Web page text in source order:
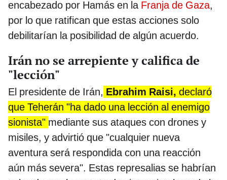
encabezado por Hamás en la Franja de Gaza,
por lo que ratifican que estas acciones solo
debilitarían la posibilidad de algún acuerdo.
Irán no se arrepiente y califica de
"lección"
El presidente de Irán, Ebrahim Raisi, declaró
que Teherán "ha dado una lección al enemigo
sionista" mediante sus ataques con drones y
misiles, y advirtió que "cualquier nueva
aventura será respondida con una reacción
aún más severa". Estas represalias se habrían